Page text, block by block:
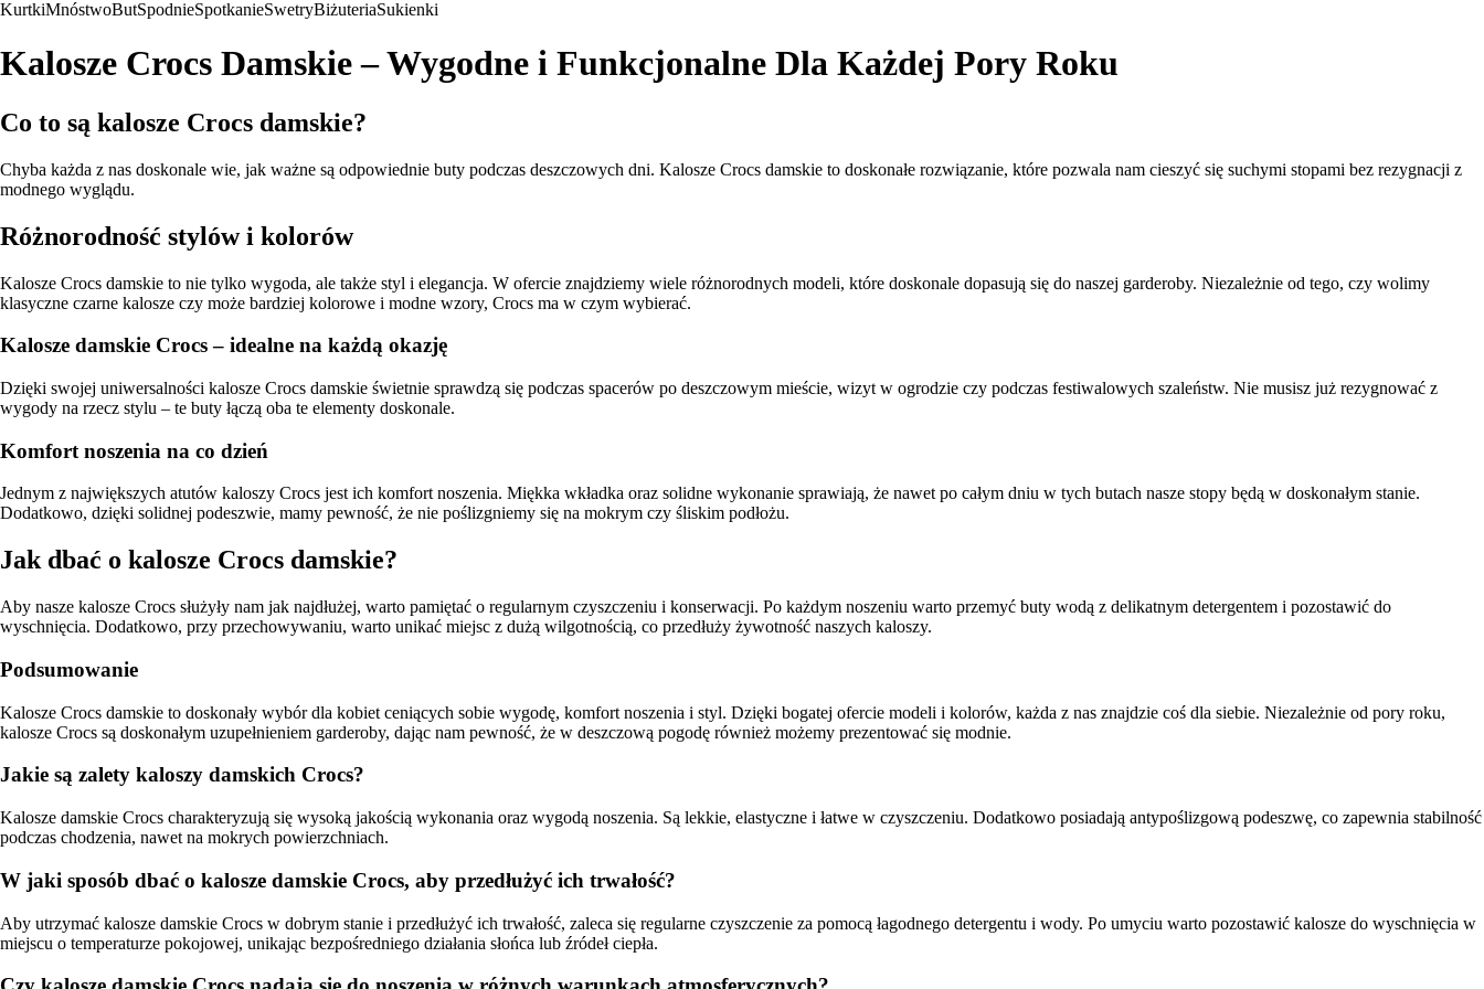
KurtkiMnóstwoButSpodnieSpotkanieSwetryBiżuteriaSukienki
Kalosze Crocs Damskie – Wygodne i Funkcjonalne Dla Każdej Pory Roku
Co to są kalosze Crocs damskie?
Chyba każda z nas doskonale wie, jak ważne są odpowiednie buty podczas deszczowych dni. Kalosze Crocs damskie to doskonałe rozwiązanie, które pozwala nam cieszyć się suchymi stopami bez rezygnacji z
modnego wyglądu.
Różnorodność stylów i kolorów
Kalosze Crocs damskie to nie tylko wygoda, ale także styl i elegancja. W ofercie znajdziemy wiele różnorodnych modeli, które doskonale dopasują się do naszej garderoby. Niezależnie od tego, czy wolimy
klasyczne czarne kalosze czy może bardziej kolorowe i modne wzory, Crocs ma w czym wybierać.
Kalosze damskie Crocs – idealne na każdą okazję
Dzięki swojej uniwersalności kalosze Crocs damskie świetnie sprawdzą się podczas spacerów po deszczowym mieście, wizyt w ogrodzie czy podczas festiwalowych szaleństw. Nie musisz już rezygnować z
wygody na rzecz stylu – te buty łączą oba te elementy doskonale.
Komfort noszenia na co dzień
Jednym z największych atutów kaloszy Crocs jest ich komfort noszenia. Miękka wkładka oraz solidne wykonanie sprawiają, że nawet po całym dniu w tych butach nasze stopy będą w doskonałym stanie.
Dodatkowo, dzięki solidnej podeszwie, mamy pewność, że nie poślizgniemy się na mokrym czy śliskim podłożu.
Jak dbać o kalosze Crocs damskie?
Aby nasze kalosze Crocs służyły nam jak najdłużej, warto pamiętać o regularnym czyszczeniu i konserwacji. Po każdym noszeniu warto przemyć buty wodą z delikatnym detergentem i pozostawić do
wyschnięcia. Dodatkowo, przy przechowywaniu, warto unikać miejsc z dużą wilgotnością, co przedłuży żywotność naszych kaloszy.
Podsumowanie
Kalosze Crocs damskie to doskonały wybór dla kobiet ceniących sobie wygodę, komfort noszenia i styl. Dzięki bogatej ofercie modeli i kolorów, każda z nas znajdzie coś dla siebie. Niezależnie od pory roku,
kalosze Crocs są doskonałym uzupełnieniem garderoby, dając nam pewność, że w deszczową pogodę również możemy prezentować się modnie.
Jakie są zalety kaloszy damskich Crocs?
Kalosze damskie Crocs charakteryzują się wysoką jakością wykonania oraz wygodą noszenia. Są lekkie, elastyczne i łatwe w czyszczeniu. Dodatkowo posiadają antypoślizgową podeszwę, co zapewnia stabilność
podczas chodzenia, nawet na mokrych powierzchniach.
W jaki sposób dbać o kalosze damskie Crocs, aby przedłużyć ich trwałość?
Aby utrzymać kalosze damskie Crocs w dobrym stanie i przedłużyć ich trwałość, zaleca się regularne czyszczenie za pomocą łagodnego detergentu i wody. Po umyciu warto pozostawić kalosze do wyschnięcia w
miejscu o temperaturze pokojowej, unikając bezpośredniego działania słońca lub źródeł ciepła.